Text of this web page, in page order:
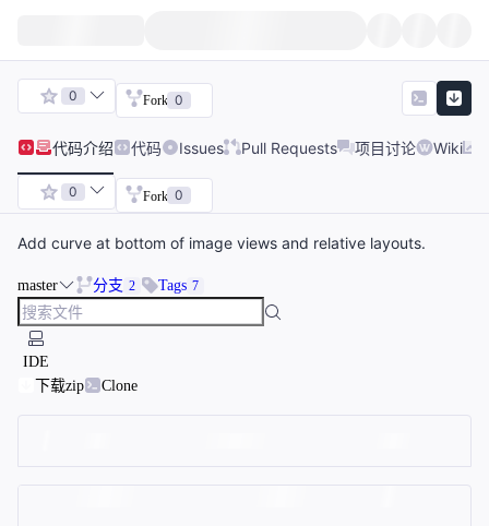
0 Fork 0
代码介绍 代码 Issues Pull Requests 项目讨论 Wiki
0 Fork 0
Add curve at bottom of image views and relative layouts.
master 分支 2 Tags 7
IDE
下载zip
Clone